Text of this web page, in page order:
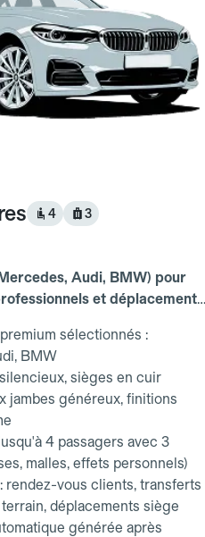
4 3
Audi, BMW) pour
et déplacements
sélectionnés :
BMW
sièges en cuir
jambes généreux, finitions
4 passagers avec 3
malles, effets personnels)
rendez-vous clients, transferts
déplacements siège
générée après